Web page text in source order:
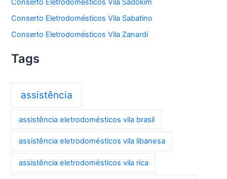
Conserto Eletrodomésticos Vila Sadokim
Conserto Eletrodomésticos Vila Sabatino
Conserto Eletrodomésticos Vila Zanardi
Tags
assistência
assistência eletrodomésticos vila brasil
assistência eletrodomésticos vila libanesa
assistência eletrodomésticos vila rica